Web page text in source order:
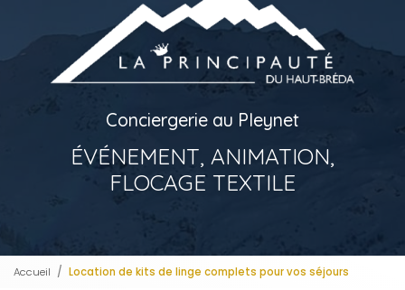
Conciergerie au Pleynet
ÉVÉNEMENT, ANIMATION,
FLOCAGE TEXTILE
Accueil Location de kits de linge complets pour vos séjours